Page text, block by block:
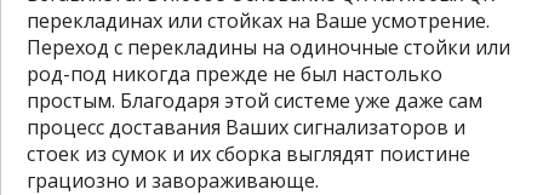
перекладинах или стойках на Ваше усмотрение.
Переход с перекладины на одиночные стойки или
род-под никогда прежде не был настолько
простым. Благодаря этой системе уже даже сам
процесс доставания Ваших сигнализаторов и
стоек из сумок и их сборка выглядят поистине
грациозно и завораживающе.